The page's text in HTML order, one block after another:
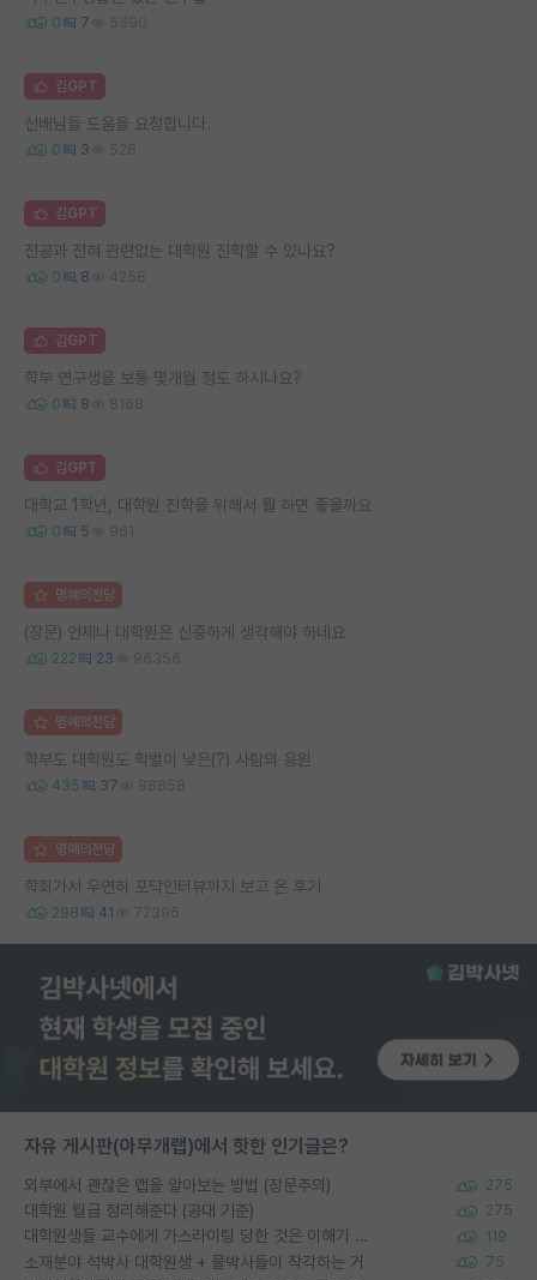
0 7 5390
김GPT
선배님들 도움을 요청합니다.
0 3 528
김GPT
전공과 전혀 관련없는 대학원 진학할 수 있나요?
0 8 4258
김GPT
학부 연구생을 보통 몇개월 정도 하시나요?
0 8 8168
김GPT
대학교 1학년, 대학원 진학을 위해서 뭘 하면 좋을까요
0 5 961
명예의전당
(장문) 언제나 대학원은 신중하게 생각해야 하네요
222 23 96356
명예의전당
학부도 대학원도 학벌이 낮은(?) 사람의 응원
435 37 88858
명예의전당
학회가서 우연히 포닥인터뷰까지 보고 온 후기
298 41 72395
자유 게시판(아무개랩)에서 핫한 인기글은?
외부에서 괜찮은 랩을 알아보는 방법 (장문주의) 275
대학원 월급 정리해준다 (공대 기준) 275
대학원생들 교수에게 가스라이팅 당한 것은 이해가 갑니다. 안타깝네요. 119
소재분야 석박사 대학원생 + 물박사들이 착각하는 거 75